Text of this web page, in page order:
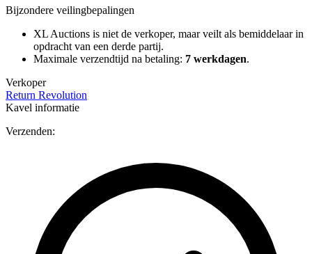
Bijzondere veilingbepalingen
XL Auctions is niet de verkoper, maar veilt als bemiddelaar in
opdracht van een derde partij.
Maximale verzendtijd na betaling: 7 werkdagen.
Verkoper
Return Revolution
Kavel informatie
Verzenden: